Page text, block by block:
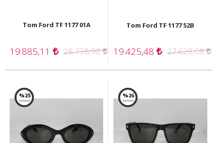
Tom Ford TF 1177 01A
19.885,11 28.738,98
Tom Ford TF 1177 52B
19.425,48 27.628,08
%25
İNDİRİM!
%26
İNDİRİM!